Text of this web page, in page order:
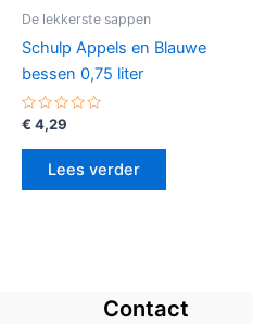
De lekkerste sappen
Schulp Appels en Blauwe
bessen 0,75 liter
Gewaardeerd
uit
€ 4,29
Lees verder
Contact